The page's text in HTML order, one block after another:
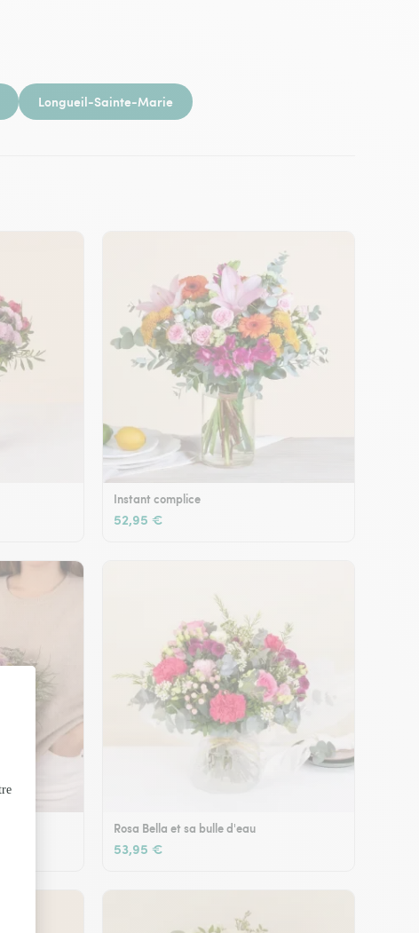
Longueil-Sainte-Marie
Instant complice
52,95 €
Rosa Bella et sa bulle d'eau
53,95 €